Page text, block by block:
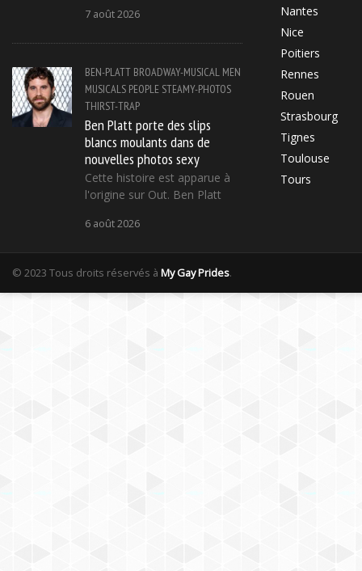
7 août 2026
BEN-PLATT BROADWAY-MUSICAL MEN
MUSICALS PEOPLE STEAMY-PHOTOS
THIRST-TRAP
Ben Platt porte des slips
blancs moulants dans de
nouvelles photos sexy
Cette histoire est apparue à
l'origine sur Out. Ben Platt
6 août 2026
Nantes
Nice
Poitiers
Rennes
Rouen
Strasbourg
Tignes
Toulouse
Tours
© 2023 Tous droits réservés à My Gay Prides.